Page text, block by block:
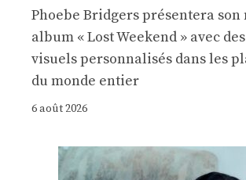
Phoebe Bridgers présentera son
album « Lost Weekend » avec
visuels personnalisés dans les
du monde entier
6 août 2026